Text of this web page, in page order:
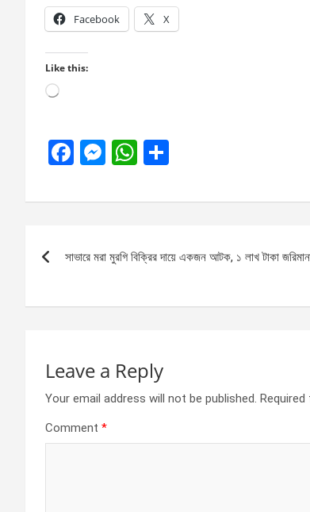
Facebook X
Like this:
Loading…
F
ce
o
k
M
se
g
W
at
A
p
ar
navigation
সাভারে মরা মুরগি বিক্রির দায়ে একজন আটক, ১ লাখ টাকা
Leave a Reply
Your email address will not be published. Required
Comment *